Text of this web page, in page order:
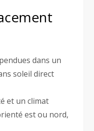
dans un
soleil direct
et un climat
est ou nord,